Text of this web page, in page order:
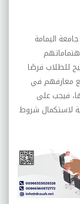
اليمامة
للطلاب فرصًا
معارفهم في
فيجب على
لاستكمال شروط